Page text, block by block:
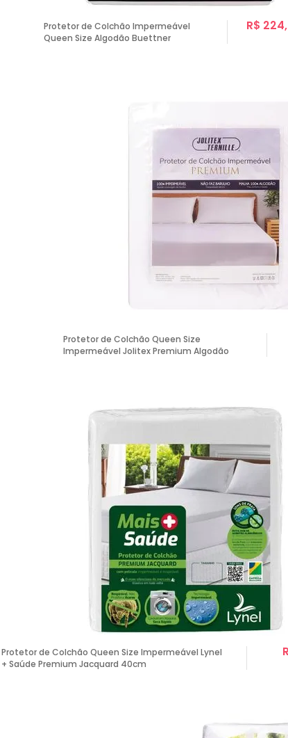
Protetor de Colchão Impermeável
Queen Size Algodão Buettner
R$
Protetor de Colchão Queen Size
Impermeável Jolitex Premium Algodão
Protetor de Colchão Queen Size Impermeável Lynel
+ Saúde Premium Jacquard 40cm